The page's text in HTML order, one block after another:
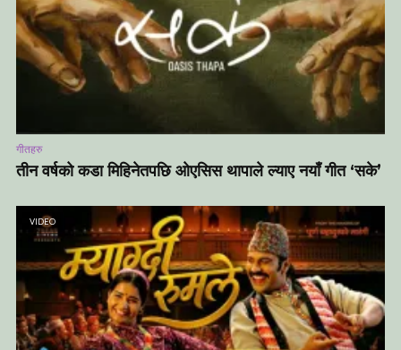
गीतहरु
तीन वर्षको कडा मिहिनेतपछि ओएसिस थापाले ल्याए नयाँ गीत ‘सके’
VIDEO